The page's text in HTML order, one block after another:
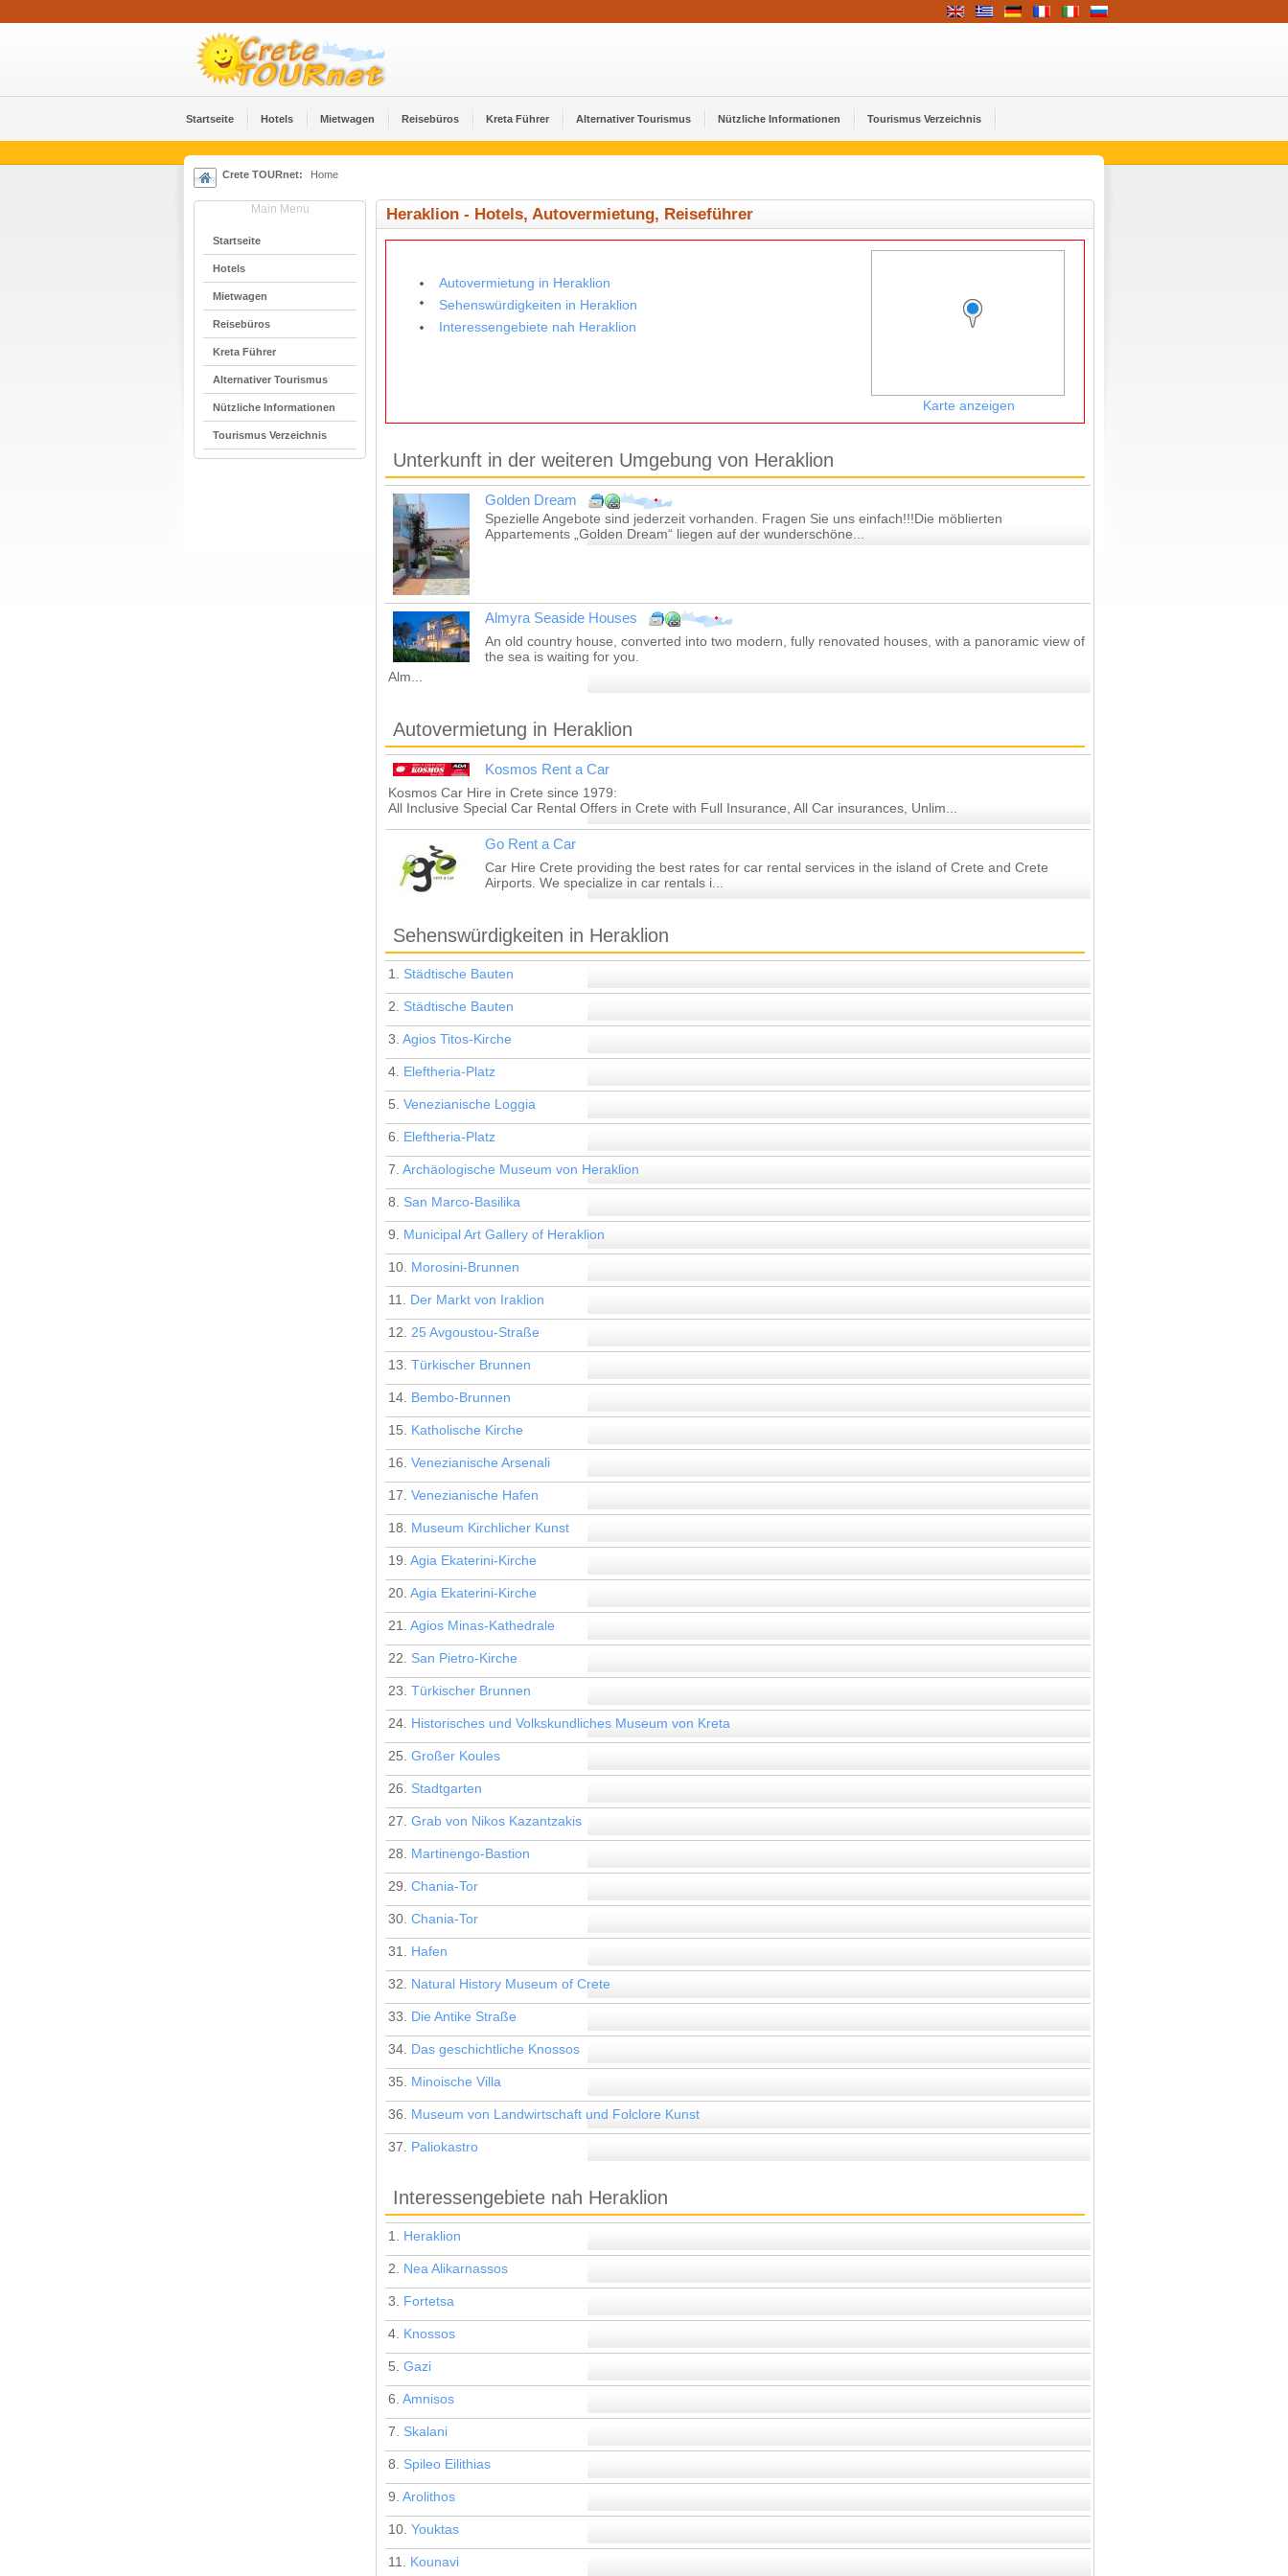
Startseite Hotels Mietwagen Reisebüros Kreta Führer Alternativer Tourismus Nützliche Informationen Tourismus Verzeichnis
Crete TOURnet: Home
Main Menu
Startseite
Hotels
Mietwagen
Reisebüros
Kreta Führer
Alternativer Tourismus
Nützliche Informationen
Tourismus Verzeichnis
Heraklion - Hotels, Autovermietung, Reiseführer
Karte anzeigen
Autovermietung in Heraklion
Sehenswürdigkeiten in Heraklion
Interessengebiete nah Heraklion
Unterkunft in der weiteren Umgebung von Heraklion
Golden Dream
Spezielle Angebote sind jederzeit vorhanden. Fragen Sie uns einfach!!!Die möblierten
Appartements „Golden Dream“ liegen auf der wunderschöne...
Almyra Seaside Houses
An old country house, converted into two modern, fully renovated houses, with a panoramic view of
the sea is waiting for you.
Alm...
Autovermietung in Heraklion
Kosmos Rent a Car
Kosmos Car Hire in Crete since 1979:
All Inclusive Special Car Rental Offers in Crete with Full Insurance, All Car insurances, Unlim...
Go Rent a Car
Car Hire Crete providing the best rates for car rental services in the island of Crete and Crete
Airports. We specialize in car rentals i...
Sehenswürdigkeiten in Heraklion
1. Städtische Bauten
2. Städtische Bauten
3. Agios Titos-Kirche
4. Eleftheria-Platz
5. Venezianische Loggia
6. Eleftheria-Platz
7. Archäologische Museum von Heraklion
8. San Marco-Basilika
9. Municipal Art Gallery of Heraklion
10. Morosini-Brunnen
11. Der Markt von Iraklion
12. 25 Avgoustou-Straße
13. Türkischer Brunnen
14. Bembo-Brunnen
15. Katholische Kirche
16. Venezianische Arsenali
17. Venezianische Hafen
18. Museum Kirchlicher Kunst
19. Agia Ekaterini-Kirche
20. Agia Ekaterini-Kirche
21. Agios Minas-Kathedrale
22. San Pietro-Kirche
23. Türkischer Brunnen
24. Historisches und Volkskundliches Museum von Kreta
25. Großer Koules
26. Stadtgarten
27. Grab von Nikos Kazantzakis
28. Martinengo-Bastion
29. Chania-Tor
30. Chania-Tor
31. Hafen
32. Natural History Museum of Crete
33. Die Antike Straße
34. Das geschichtliche Knossos
35. Minoische Villa
36. Museum von Landwirtschaft und Folclore Kunst
37. Paliokastro
Interessengebiete nah Heraklion
1. Heraklion
2. Nea Alikarnassos
3. Fortetsa
4. Knossos
5. Gazi
6. Amnisos
7. Skalani
8. Spileo Eilithias
9. Arolithos
10. Youktas
11. Kounavi